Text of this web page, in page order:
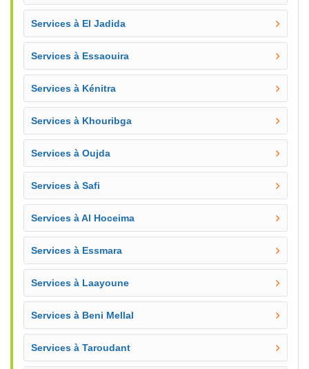
Services à El Jadida
Services à Essaouira
Services à Kénitra
Services à Khouribga
Services à Oujda
Services à Safi
Services à Al Hoceima
Services à Essmara
Services à Laayoune
Services à Beni Mellal
Services à Taroudant